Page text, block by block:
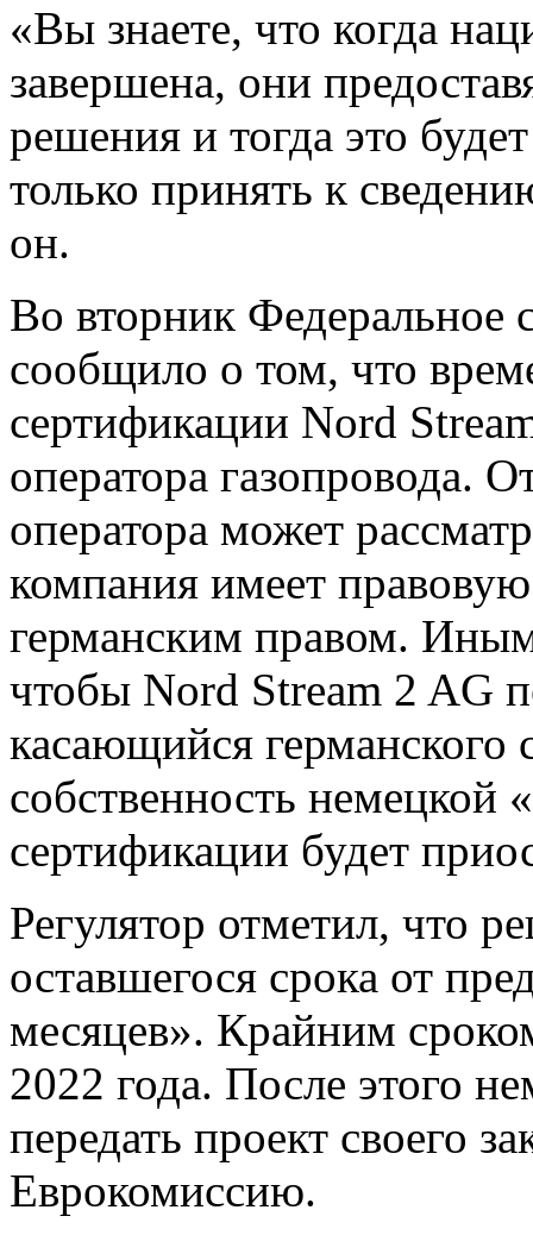
«Вы знаете, что когда
завершена, они
решения и тогда это
только принять к
он.
Во вторник Федеральное
сообщило о том, что
сертификации Nord
оператора газопровода.
оператора может
компания имеет
германским правом.
чтобы Nord Stream 2 AG
касающийся германского
собственность немецкой
сертификации будет
Регулятор отметил, что
оставшегося срока от
месяцев». Крайним
2022 года. После этого
передать проект своего
Еврокомиссию.